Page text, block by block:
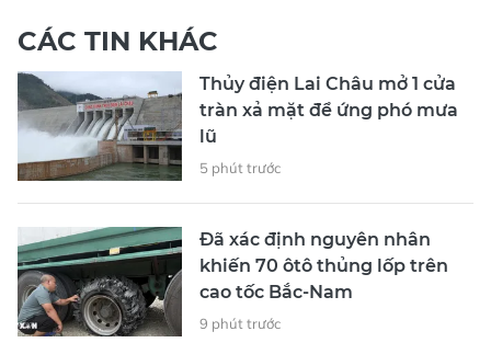
CÁC TIN KHÁC
Thủy điện Lai Châu mở 1 cửa
tràn xả mặt để ứng phó mưa
lũ
5 phút trước
Đã xác định nguyên nhân
khiến 70 ôtô thủng lốp trên
cao tốc Bắc-Nam
9 phút trước